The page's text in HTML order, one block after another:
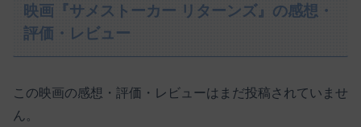
映画『サメストーカー リターンズ』の感想・
評価・レビュー
この映画の感想・評価・レビューはまだ投稿されていませ
ん。